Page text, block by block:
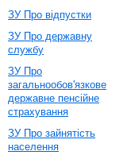
ЗУ Про відпустки
ЗУ Про державну
службу
ЗУ Про
загальнообов'язкове
державне пенсійне
страхування
ЗУ Про зайнятість
населення